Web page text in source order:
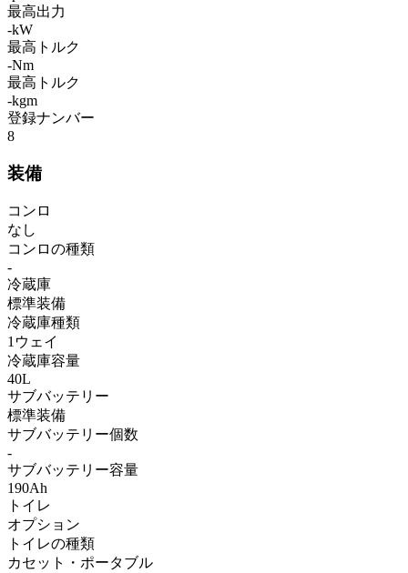
最高出力
-kW
最高トルク
-Nm
最高トルク
-kgm
登録ナンバー
8
装備
コンロ
なし
コンロの種類
-
冷蔵庫
標準装備
冷蔵庫種類
1ウェイ
冷蔵庫容量
40L
サブバッテリー
標準装備
サブバッテリー個数
-
サブバッテリー容量
190Ah
トイレ
オプション
トイレの種類
カセット・ポータブル